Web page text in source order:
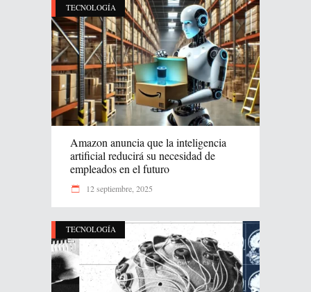
TECNOLOGÍA
Amazon anuncia que la inteligencia
artificial reducirá su necesidad de
empleados en el futuro
12 septiembre, 2025
TECNOLOGÍA